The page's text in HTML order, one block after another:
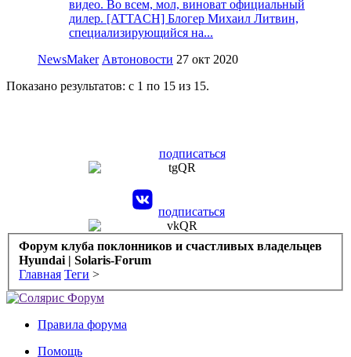
видео. Во всем, мол, виноват официальный
дилер. [ATTACH] Блогер Михаил Литвин,
специализирующийся на...
NewsMaker Автоновости 27 окт 2020
Показано результатов: с 1 по 15 из 15.
подписаться
подписаться
Форум клуба поклонников и счастливых владельцев
Hyundai | Solaris-Forum
Главная Теги >
Правила форума
Помощь